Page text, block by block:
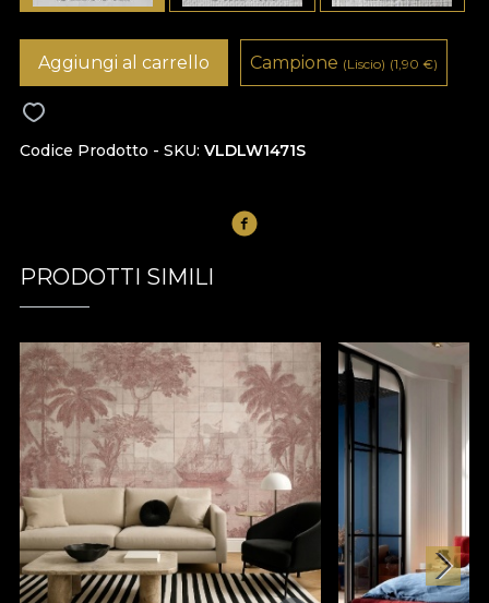
Codice Prodotto - SKU VLDLW1471S
Aggiungi al carrello Campione (Liscio) (1,90 €)
PRODOTTI SIMILI